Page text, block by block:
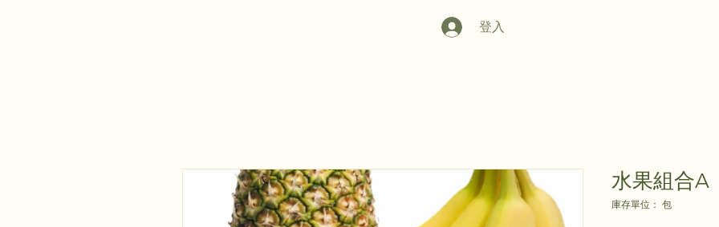
登入
水果組合A
庫存單位： 包